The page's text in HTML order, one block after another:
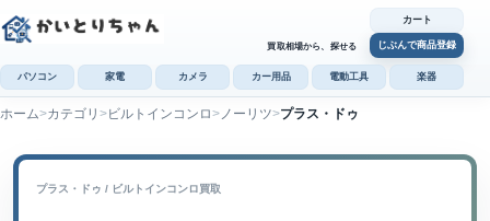
買取相場から、探せる
カート
じぶんで商品登録
パソコン 家電 カメラ カー用品 電動工具 楽器
ホーム カテゴリ ビルトインコンロ ノーリツ プラス・ドゥ
プラス・ドゥ / ビルトインコンロ買取